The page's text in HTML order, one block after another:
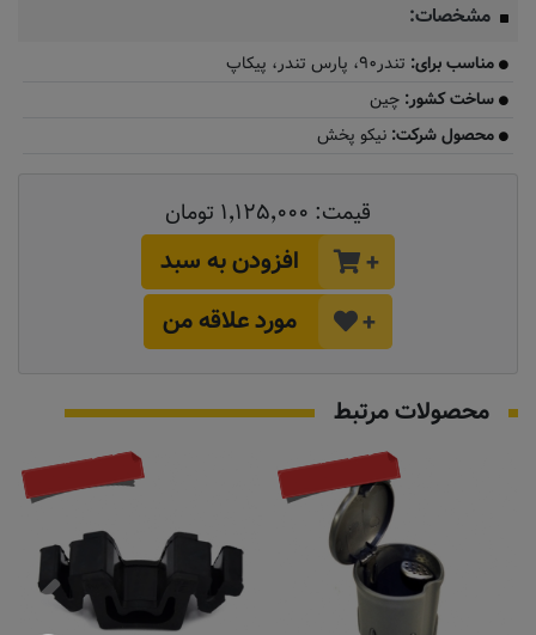
مشخصات:
مناسب برای: تندر۹۰، پارس تندر، پیکاپ
ساخت کشور: چین
محصول شرکت: نیکو پخش
قیمت: ۱٬۱۲۵٬۰۰۰ تومان
+
افزودن به سبد
+
مورد علاقه من
محصولات مرتبط
موجود نیست موجود نیست